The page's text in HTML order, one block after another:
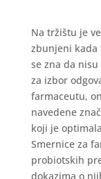
Na tržištu je
zbunjeni kada
se zna da
za izbor
farmaceutu,
navedene
koji je
Smernice za
probiotskih
dokazima o